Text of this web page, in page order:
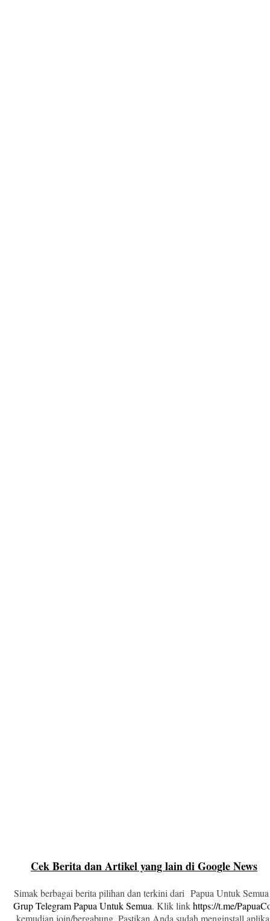
Cek Berita dan Artikel yang lain di Google News
Simak berbagai berita pilihan dan terkini dari Papua Untuk
Grup Telegram Papua Untuk Semua. Klik linkhttps://t.me/
kemudian join/bergabung. Pastikan Anda sudah menginstall